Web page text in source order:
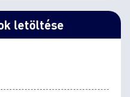
letöltése